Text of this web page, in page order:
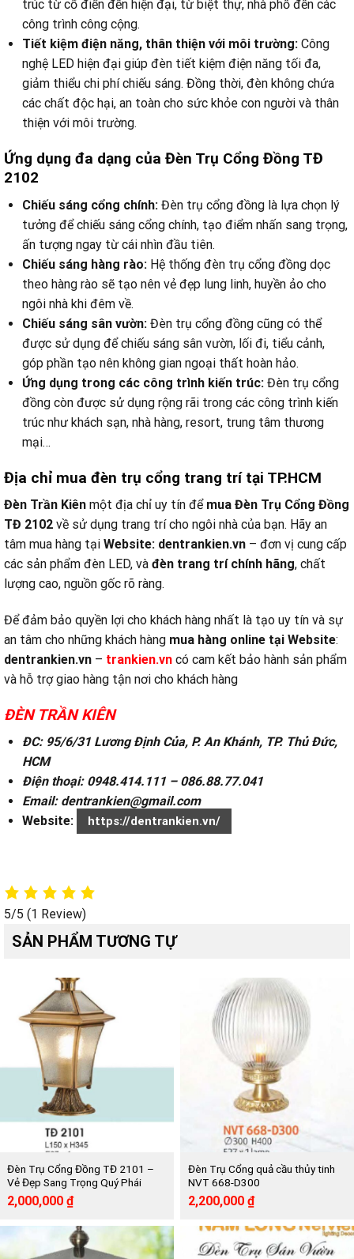
trúc từ cổ điển đến hiện đại, từ biệt thự, nhà phố đến các
công trình công cộng.
Tiết kiệm điện năng, thân thiện với môi trường: Công
nghệ LED hiện đại giúp đèn tiết kiệm điện năng tối đa,
giảm thiểu chi phí chiếu sáng. Đồng thời, đèn không chứa
các chất độc hại, an toàn cho sức khỏe con người và thân
thiện với môi trường.
Ứng dụng đa dạng của Đèn Trụ Cổng Đồng TĐ
2102
Chiếu sáng cổng chính: Đèn trụ cổng đồng là lựa chọn lý
tưởng để chiếu sáng cổng chính, tạo điểm nhấn sang trọng,
ấn tượng ngay từ cái nhìn đầu tiên.
Chiếu sáng hàng rào: Hệ thống đèn trụ cổng đồng dọc
theo hàng rào sẽ tạo nên vẻ đẹp lung linh, huyền ảo cho
ngôi nhà khi đêm về.
Chiếu sáng sân vườn: Đèn trụ cổng đồng cũng có thể
được sử dụng để chiếu sáng sân vườn, lối đi, tiểu cảnh,
góp phần tạo nên không gian ngoại thất hoàn hảo.
Ứng dụng trong các công trình kiến trúc: Đèn trụ cổng
đồng còn được sử dụng rộng rãi trong các công trình kiến
trúc như khách sạn, nhà hàng, resort, trung tâm thương
mại…
Địa chỉ mua đèn trụ cổng trang trí tại TP.HCM
Đèn Trần Kiên một địa chỉ uy tín để mua Đèn Trụ Cổng Đồng
TĐ 2102 về sử dụng trang trí cho ngôi nhà của bạn. Hãy an
tâm mua hàng tại Website: dentrankien.vn – đơn vị cung cấp
các sản phẩm đèn LED, và đèn trang trí chính hãng, chất
lượng cao, nguồn gốc rõ ràng.
Để đảm bảo quyền lợi cho khách hàng nhất là tạo uy tín và sự
an tâm cho những khách hàng mua hàng online tại Website:
dentrankien.vn – trankien.vn có cam kết bảo hành sản phẩm
và hỗ trợ giao hàng tận nơi cho khách hàng
ĐÈN TRẦN KIÊN
ĐC: 95/6/31 Lương Định Của, P. An Khánh, TP. Thủ Đức,
HCM
Điện thoại: 0948.414.111 – 086.88.77.041
Email: dentrankien@gmail.com
Website:
https://dentrankien.vn/
5/5 (1 Review)
SẢN PHẨM TƯƠNG TỰ
Đèn Trụ Cổng Đồng TĐ 2101 –
Vẻ Đẹp Sang Trọng Quý Phái
Giá
gốc
là:
4,020,000 ₫.
2,000,000 ₫Giá
hiện
tại
là:
2,000,000 ₫.
Đèn Trụ Cổng quả cầu thủy tinh
NVT 668-D300
Giá
gốc
là:
2,200,000 ₫Giá
hiện
tại
2,200,000 ₫.